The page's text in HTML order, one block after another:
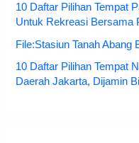
10 Daftar Pilihan Tempat
Untuk Rekreasi Bersama
File:Stasiun Tanah Abang
10 Daftar Pilihan Tempat
Daerah Jakarta, Dijamin